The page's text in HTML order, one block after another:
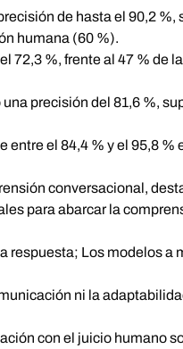
de hasta el 90,2 %,
humana (60 %).
72,3 %, frente al 47 % de
precisión del 81,6 %,
el 84,4 % y el 95,8 %
conversacional,
para abarcar la
respuesta; Los modelos a
ni la
con el juicio humano